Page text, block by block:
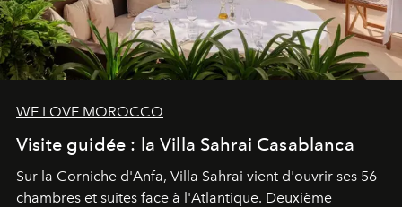
WE LOVE MOROCCO
Visite guidée : la Villa Sahrai Casablanca
Sur la Corniche d'Anfa, Villa Sahrai vient d'ouvrir ses 56
chambres et suites face à l'Atlantique. Deuxième